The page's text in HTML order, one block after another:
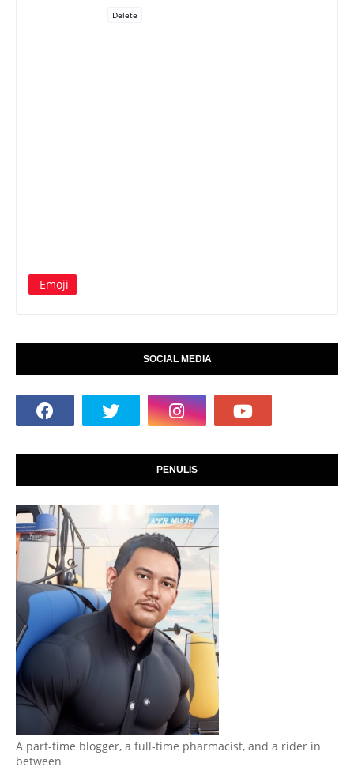
Delete
Emoji
SOCIAL MEDIA
PENULIS
A part-time blogger, a full-time pharmacist, and a rider in
between